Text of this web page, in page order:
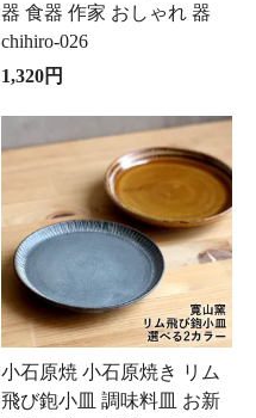
器 食器 作家 おしゃれ 器
chihiro-026
1,320円
小石原焼 小石原焼き リム
飛び鉋小皿 調味料皿 お新